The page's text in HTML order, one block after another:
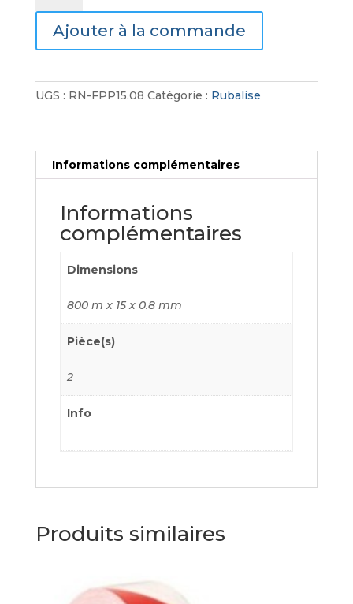
Feuillarde
(pp)
noir
du
mandrin
Ajouter à la commande
UGS : RN-FPP15.08 Catégorie : Rubalise
Informations complémentaires
Informations
complémentaires
Dimensions
800 m x 15 x 0.8 mm
Pièce(s)
2
Info
Produits similaires